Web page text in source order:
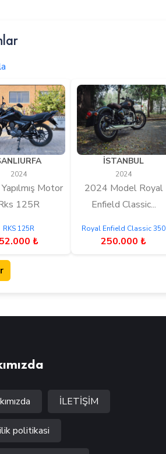
2024
Yapılmış Motor
125R
RKS 125R
₺
İSTANBUL
2024
2024 Model Royal
Enfield Classic...
Royal Enfield Classic 350
250.000 ₺
İLETİŞİM
politikasi